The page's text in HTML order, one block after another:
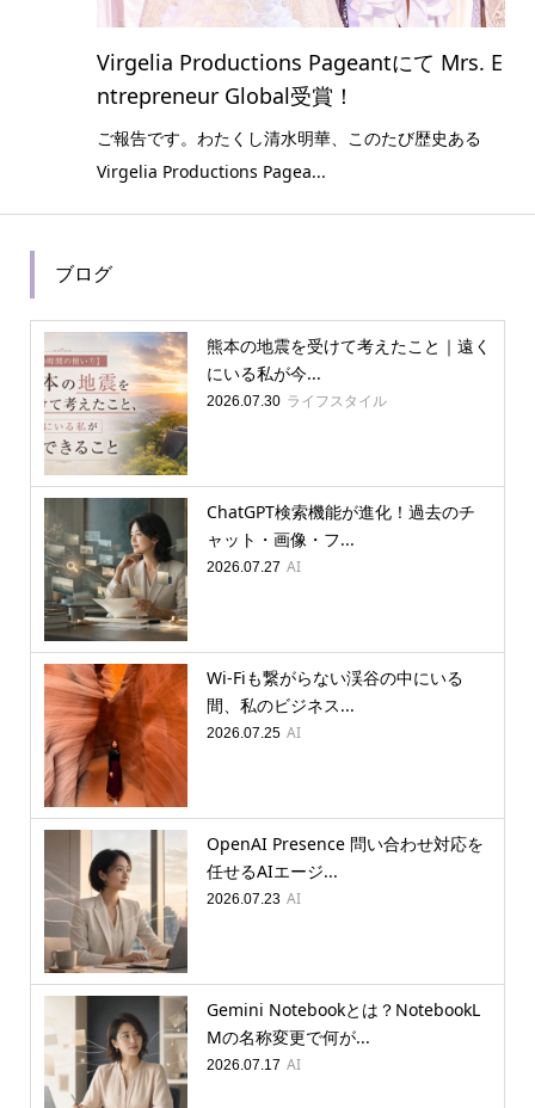
Virgelia Productions Pageantにて Mrs. E
ntrepreneur Global受賞！
ご報告です。わたくし清水明華、このたび歴史ある
Virgelia Productions Pagea...
ブログ
熊本の地震を受けて考えたこと｜遠く
にいる私が今...
2026.07.30 ライフスタイル
ChatGPT検索機能が進化！過去のチ
ャット・画像・フ...
2026.07.27 AI
Wi-Fiも繋がらない渓谷の中にいる
間、私のビジネス...
2026.07.25 AI
OpenAI Presence 問い合わせ対応を
任せるAIエージ...
2026.07.23 AI
Gemini Notebookとは？NotebookL
Mの名称変更で何が...
2026.07.17 AI